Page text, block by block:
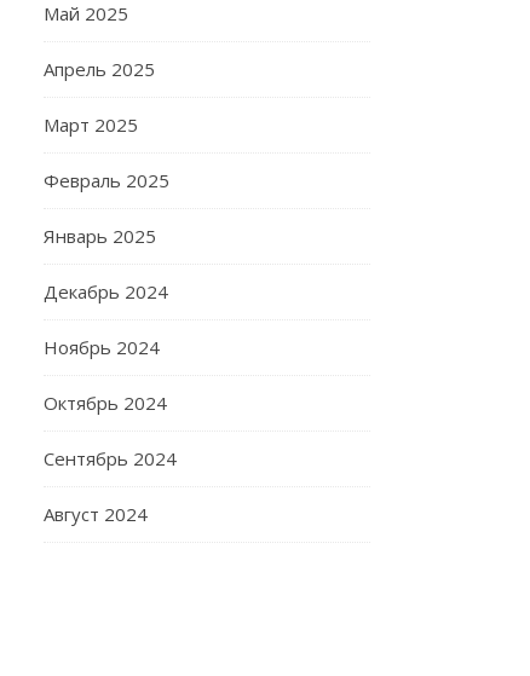
Май 2025
Апрель 2025
Март 2025
Февраль 2025
Январь 2025
Декабрь 2024
Ноябрь 2024
Октябрь 2024
Сентябрь 2024
Август 2024